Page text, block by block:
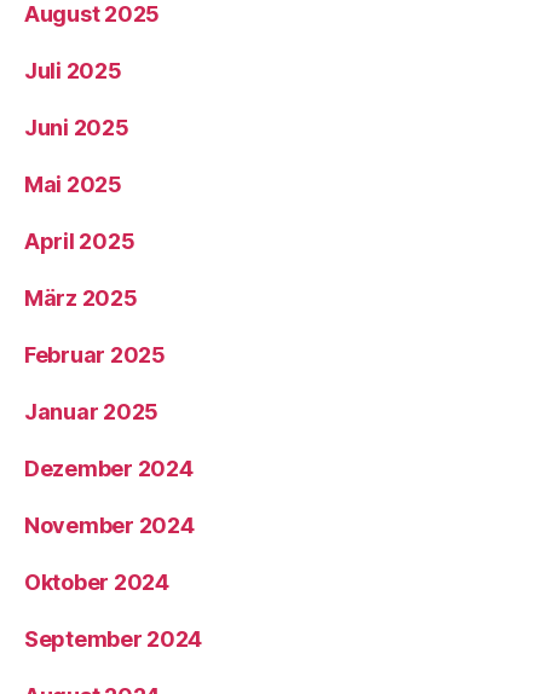
August 2025
Juli 2025
Juni 2025
Mai 2025
April 2025
März 2025
Februar 2025
Januar 2025
Dezember 2024
November 2024
Oktober 2024
September 2024